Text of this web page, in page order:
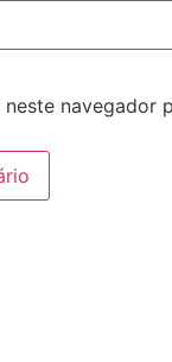
neste navegador